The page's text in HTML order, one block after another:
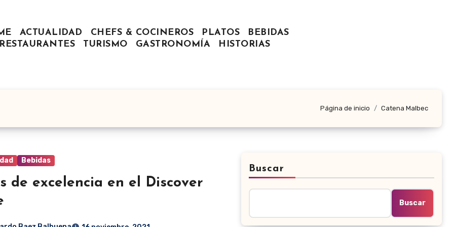
ACTUALIDAD CHEFS & COCINEROS PLATOS
BEBIDAS
RESTAURANTES
TURISMO GASTRONOMÍA HISTORIAS
Página de inicio Catena Malbec
Bebidas
de excelencia en el Discover
Buscar
Buscar